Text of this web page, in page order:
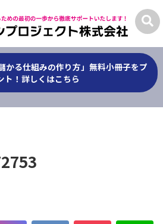
かる仕組みの作り方」無料小冊子をプ
ト！詳しくはこちら